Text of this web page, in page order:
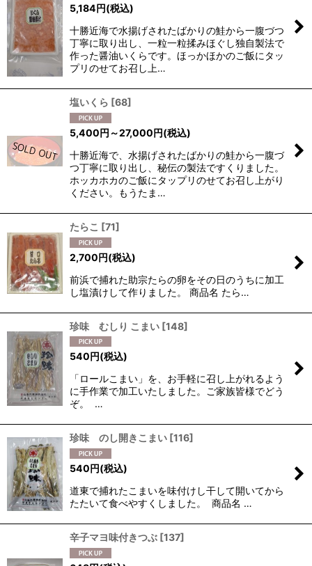
5,184円(税込)
十勝近海で水揚げされたばかりの鮭から一腹づつ
丁寧に取り出し、一粒一粒揉みほぐし独自製法で
作った醤油いくらです。ほっかほかのご飯にタッ
プリのせてお召し上…
塩いくら [68]
5,400円 ～27,000円(税込)
十勝近海で、水揚げされたばかりの鮭から一腹づ
つ丁寧に取り出し、秘伝の製法ですくりました。
ホッカホカのご飯にタップリのせてお召し上がり
ください。もうたま…
たらこ [71]
2,700円(税込)
前浜で捕れた助宗たらの卵をその日のうちに加工
し塩漬けして作りました。 商品名 たら…
珍味 むしり こまい [148]
540円(税込)
「ロールこまい」を、お手軽に召し上がれるよう
に手作業で加工いたしました。ご家族皆様でどう
ぞ。 …
珍味 のし開きこまい [116]
540円(税込)
道東で捕れたこまいを味付けし干して開いてから
たたいて食べやすくしました。 商品名 …
辛子マヨ味付きつぶ [137]